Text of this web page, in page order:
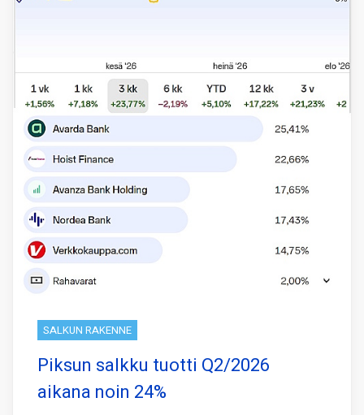
SALKUN RAKENNE
Piksun salkku tuotti Q2/2026
aikana noin 24%